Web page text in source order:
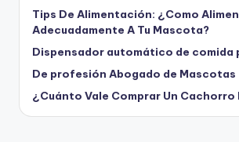
Tips De Alimentación: ¿Como
Adecuadamente A Tu Mascota?
Dispensador automático de comida
De profesión Abogado de Mascotas
¿Cuánto Vale Comprar Un